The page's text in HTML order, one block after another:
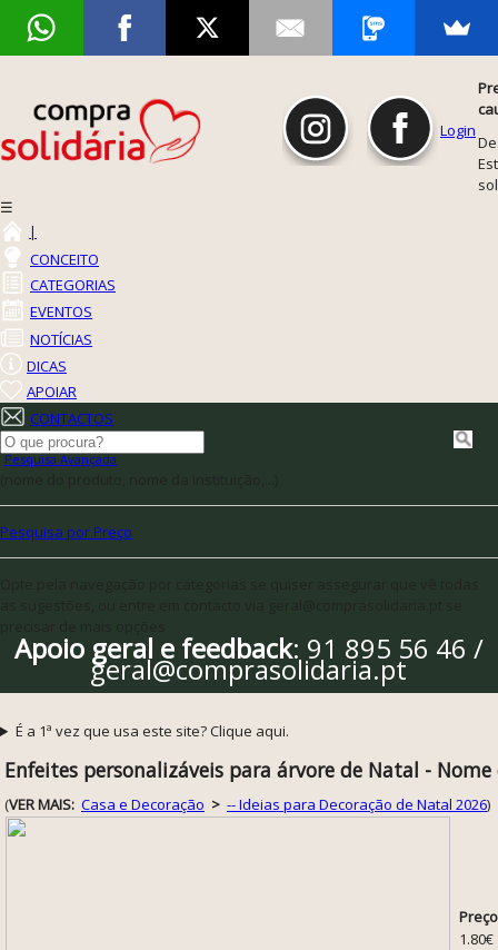
Login
☰
|
CONCEITO
CATEGORIAS
EVENTOS
NOTÍCIAS
DICAS
APOIAR
CONTACTOS
Pesquisa Avançada
Pesquisa por Preço
Apoio geral e feedback: 91 895 56 46 /
geral@comprasolidaria.pt
É a 1ª vez que usa este site? Clique aqui.
Enfeites personalizáveis para árvore de Natal - Nome
(VER MAIS: Casa e Decoração > -- Ideias para Decoração de Natal 2026)
1.80€